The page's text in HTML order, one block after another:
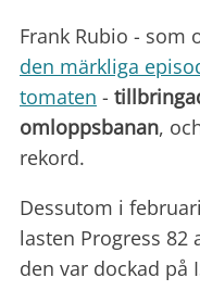
Frank Rubio - som
den märkliga
tomaten -
omloppsbanan,
rekord.
Dessutom i
lasten Progress 82
den var dockad på